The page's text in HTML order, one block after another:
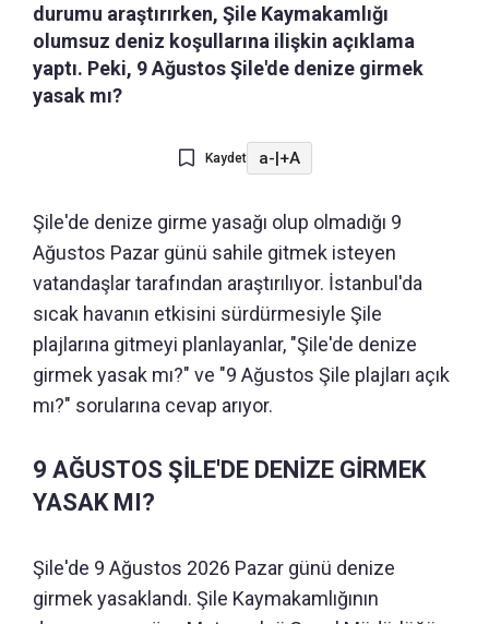
durumu araştırırken, Şile Kaymakamlığı
olumsuz deniz koşullarına ilişkin açıklama
yaptı. Peki, 9 Ağustos Şile'de denize girmek
yasak mı?
Kaydet a-|+A
Şile'de denize girme yasağı olup olmadığı 9
Ağustos Pazar günü sahile gitmek isteyen
vatandaşlar tarafından araştırılıyor. İstanbul'da
sıcak havanın etkisini sürdürmesiyle Şile
plajlarına gitmeyi planlayanlar, "Şile'de denize
girmek yasak mı?" ve "9 Ağustos Şile plajları açık
mı?" sorularına cevap arıyor.
9 AĞUSTOS ŞİLE'DE DENİZE GİRMEK
YASAK MI?
Şile'de 9 Ağustos 2026 Pazar günü denize
girmek yasaklandı. Şile Kaymakamlığının